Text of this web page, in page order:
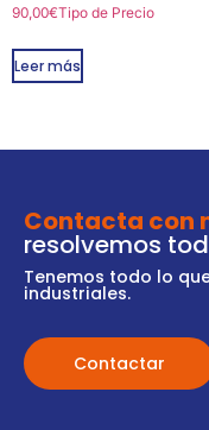
90,00€Tipo de Precio
Leer más
Contacta con
resolvemos
Tenemos todo lo
industriales.
Contactar